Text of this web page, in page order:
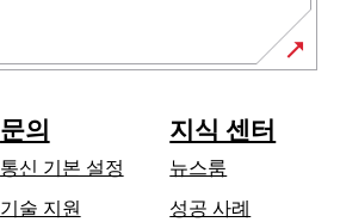
문의
통신 기본 설정
기술 지원
지식 센터
뉴스룸
성공 사례